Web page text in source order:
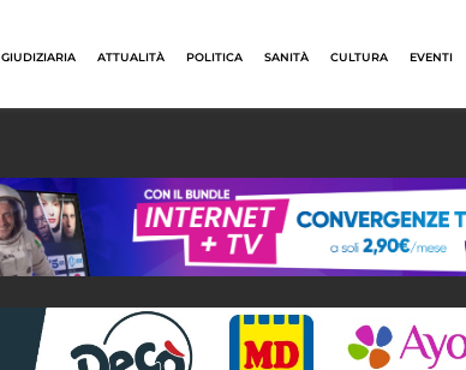
GIUDIZIARIA ATTUALITÀ POLITICA SANITÀ CULTURA EVENTI